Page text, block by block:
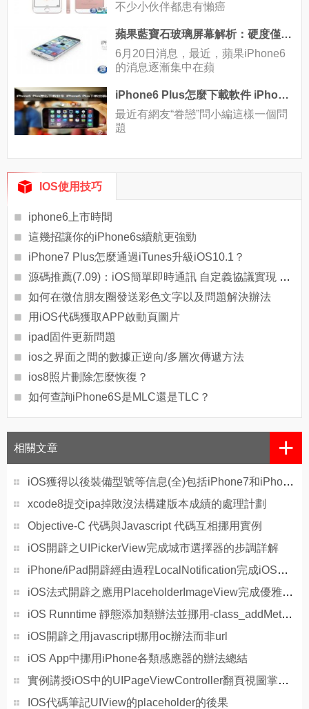
不少小伙伴都患有懶癌
蘋果藍寶石玻璃屏幕解析：硬度僅次於鑽石
6月20日消息，最近，蘋果iPhone6
的消息逐漸集中在蘋
iPhone6 Plus怎麼下載軟件 iPhone6 Plus下載安裝APP教程
最近有網友“眷戀”問小編這樣一個問
題
IOS使用技巧
iphone6上市時間
這幾招讓你的iPhone6s續航更強勁
iPhone7 Plus怎麼通過iTunes升級iOS10.1？
源碼推薦(7.09)：iOS簡單即時通訊 自定義協議實現 了解傳輸基本原理，仿陌陌的可滑動Segment
如何在微信朋友圈發送彩色文字以及問題解決辦法
用iOS代碼獲取APP啟動頁圖片
ipad固件更新問題
ios之界面之間的數據正逆向/多層次傳遞方法
ios8照片刪除怎麼恢復？
如何查詢iPhone6S是MLC還是TLC？
相關文章 +
iOS獲得以後裝備型號等信息(全)包括iPhone7和iPhone7P
xcode8提交ipa掉敗沒法構建版本成績的處理計劃
Objective-C 代碼與Javascript 代碼互相挪用實例
iOS開辟之UIPickerView完成城市選擇器的步調詳解
iPhone/iPad開辟經由過程LocalNotification完成iOS准時當地推送功效
iOS法式開辟之應用PlaceholderImageView完成優雅的圖片加載後果
iOS Runntime 靜態添加類辦法並挪用-class_addMethod
iOS開辟之用javascript挪用oc辦法而非url
iOS App中挪用iPhone各類感應器的辦法總結
實例講授iOS中的UIPageViewController翻頁視圖掌握器
IOS代碼筆記UIView的placeholder的後果